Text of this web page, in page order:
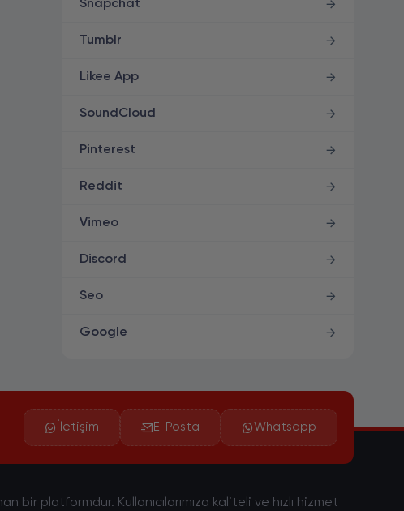
Snapchat
Tumblr
Likee App
SoundCloud
Pinterest
Reddit
Vimeo
Discord
Seo
Google
İletişim E-Posta Whatsapp
platformdur. Kullanıcılarımıza kaliteli ve hızlı hizmet